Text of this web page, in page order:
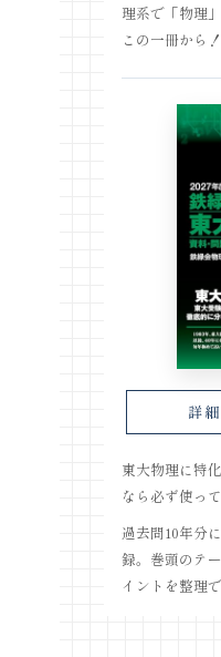
理系で「物理
この一冊から！
詳
東大物理に特
なら必ず使っ
過去問10年分
録。巻頭のテ
イントを整理で